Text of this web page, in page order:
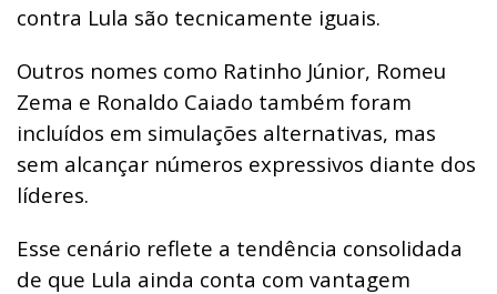
contra Lula são tecnicamente iguais.
Outros nomes como Ratinho Júnior, Romeu
Zema e Ronaldo Caiado também foram
incluídos em simulações alternativas, mas
sem alcançar números expressivos diante dos
líderes.
Esse cenário reflete a tendência consolidada
de que Lula ainda conta com vantagem